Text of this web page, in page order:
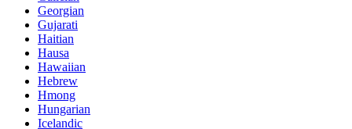
Georgian
Gujarati
Haitian
Hausa
Hawaiian
Hebrew
Hmong
Hungarian
Icelandic